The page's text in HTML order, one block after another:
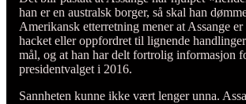
han er en australsk borger, så skal han
Amerikansk etterretning mener at Assange
hacket eller oppfordret til lignende
mål, og at han har delt fortrolig informasjon
presidentvalget i 2016.
Sannheten kunne ikke vært lenger unna.